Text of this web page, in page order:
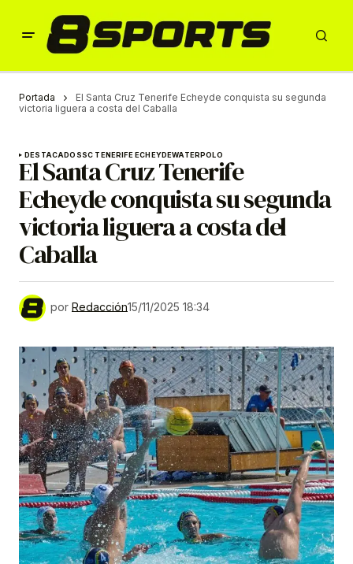
Portada
El Santa Cruz Tenerife Echeyde conquista su segunda
victoria liguera a costa del Caballa
DESTACADOSSC TENERIFE ECHEYDEWATERPOLO
El Santa Cruz Tenerife
Echeyde conquista su segunda
victoria liguera a costa del
Caballa
por Redacción15/11/2025 18:34